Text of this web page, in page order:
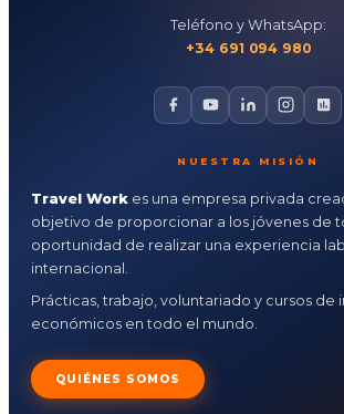
Teléfono y WhatsApp:
+34 691 094 980
NUESTRA MISIÓN
Travel Work es una empresa privada
objetivo de proporcionar a los jóvenes de
oportunidad de realizar una experiencia
internacional.
Prácticas, trabajo, voluntariado y cursos de
económicos en todo el mundo.
QUIÉNES SOMOS